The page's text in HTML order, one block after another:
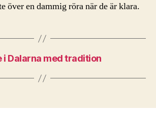
över en dammig röra när de är klara.
i Dalarna med tradition